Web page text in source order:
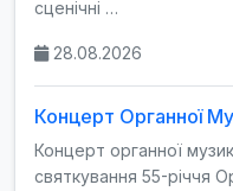
сценічні …
28.08.2026
Концерт Органної
Концерт органної
святкування 55-річчя